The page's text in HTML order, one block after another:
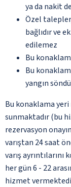
ya da nakit
Özel
bağlıdır ve
edilemez
Bu
Bu
yangın
Bu konaklama
sunmaktadır (bu
rezervasyon
varıştan 24 saat
varış
her gün 6 - 22
hizmet